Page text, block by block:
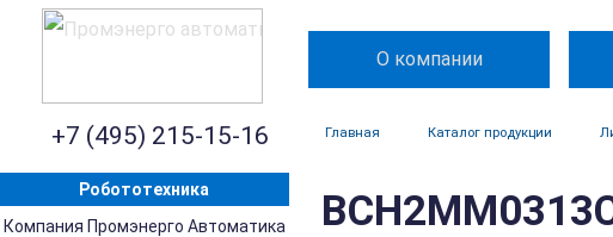
О компании
+7 (495) 215-15-16 Главная Каталог продукции
Робототехника
Компания Промэнерго Автоматика